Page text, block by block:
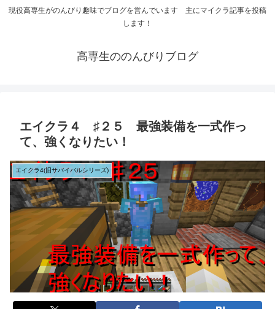
現役高専生がのんびり趣味でブログを営んでいます 主にマイクラ記事を投稿
します！
高専生ののんびりブログ
エイクラ４ ♯２５ 最強装備を一式作っ
て、強くなりたい！
エイクラ4(旧サバイバルシリーズ)